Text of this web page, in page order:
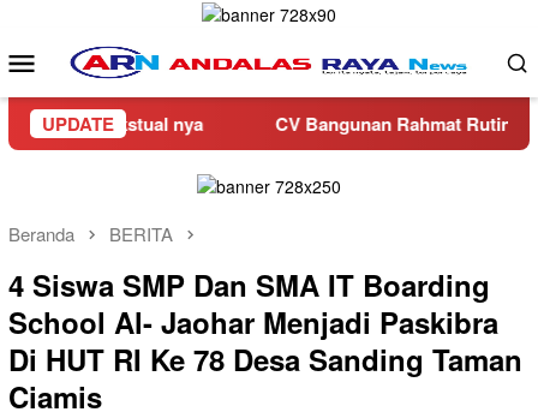
konten
Menu
Mobile
UPDATEnya CV Bangunan Rahmat Rutin Salurkan
Beranda BERITA
4 Siswa SMP Dan SMA IT Boarding
School Al- Jaohar Menjadi Paskibra
Di HUT RI Ke 78 Desa Sanding Taman
Ciamis